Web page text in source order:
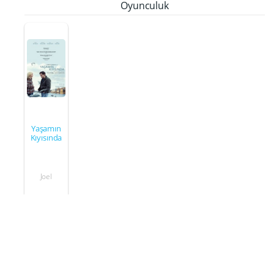
Oyunculuk
Yaşamın
Kıyısında
Joel